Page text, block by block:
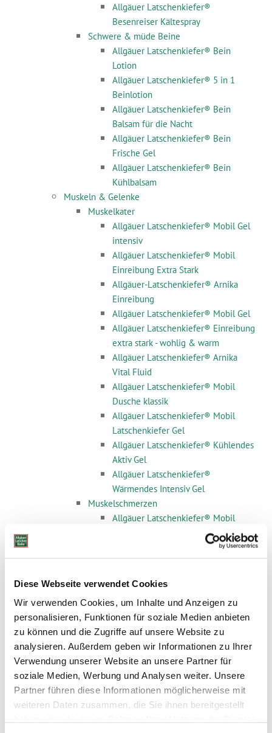
Diese Webseite verwendet Cookies
Wir verwenden Cookies, um Inhalte und Anzeigen zu
personalisieren, Funktionen für soziale Medien anbieten
zu können und die Zugriffe auf unsere Website zu
analysieren. Außerdem geben wir Informationen zu Ihrer
Verwendung unserer Website an unsere Partner für
soziale Medien, Werbung und Analysen weiter. Unsere
Partner führen diese Informationen möglicherweise mit
weiteren Daten zusammen, die Sie ihnen bereitgestellt
Allgäuer Latschenkiefer®
Besenreiser Kältespray
Schwere & müde Beine
Allgäuer Latschenkiefer® Bein
Lotion
Allgäuer Latschenkiefer® 5 in 1
Beinlotion
Allgäuer Latschenkiefer® Bein
Balsam für die Nacht
Allgäuer Latschenkiefer® Bein
Frische Gel
Allgäuer Latschenkiefer® Bein
Kühlbalsam
Muskeln & Gelenke
Muskelkater
Allgäuer Latschenkiefer® Mobil Gel
intensiv
Allgäuer Latschenkiefer® Mobil
Einreibung Extra Stark
Allgäuer-Latschenkiefer® Arnika
Einreibung
Allgäuer Latschenkiefer® Mobil Gel
Allgäuer Latschenkiefer® Einreibung
extra stark - wohlig & warm
Allgäuer Latschenkiefer® Arnika
Vital Fluid
Allgäuer Latschenkiefer® Mobil
Dusche klassik
Allgäuer Latschenkiefer® Mobil
Latschenkiefer Gel
Allgäuer Latschenkiefer® Kühlendes
Aktiv Gel
Allgäuer Latschenkiefer®
Wärmendes Intensiv Gel
Muskelschmerzen
Allgäuer Latschenkiefer® Mobil
Allgäuer Latschenkiefer® Schmerz
Creme
Schmerzfluid Franzbranntwein
Verspannung & Massage
Allgäuer Latschenkiefer®
Franzbranntwein
Allgäuer Latschenkiefer® Knie
Spezialsalbe
Allgäuer Latschenkiefer® Mobil Gel
intensiv
Allgäuer Latschenkiefer® Mobil